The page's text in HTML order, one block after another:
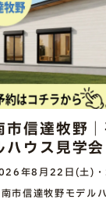
市信達牧野
ハウス見学会
年8月22日(土)
市信達牧野モデル